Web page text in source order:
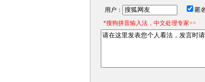
用户： 匿
*搜狗拼音输入法，中文处理专家>>